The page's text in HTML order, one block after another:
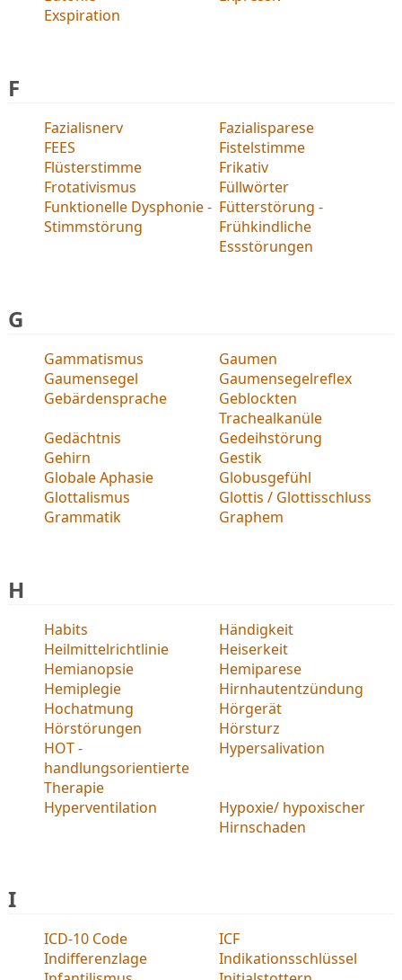
Exspiration
F
Fazialisnerv
Fazialisparese
FEES
Fistelstimme
Flüsterstimme
Frikativ
Frotativismus
Füllwörter
Funktionelle Dysphonie -
Stimmstörung
Fütterstörung -
Frühkindliche
Essstörungen
G
Gammatismus
Gaumen
Gaumensegel
Gaumensegelreflex
Gebärdensprache
Geblockten
Trachealkanüle
Gedächtnis
Gedeihstörung
Gehirn
Gestik
Globale Aphasie
Globusgefühl
Glottalismus
Glottis / Glottisschluss
Grammatik
Graphem
H
Habits
Händigkeit
Heilmittelrichtlinie
Heiserkeit
Hemianopsie
Hemiparese
Hemiplegie
Hirnhautentzündung
Hochatmung
Hörgerät
Hörstörungen
Hörsturz
HOT -
handlungsorientierte
Therapie
Hypersalivation
Hyperventilation
Hypoxie/ hypoxischer
Hirnschaden
I
ICD-10 Code
ICF
Indifferenzlage
Indikationsschlüssel